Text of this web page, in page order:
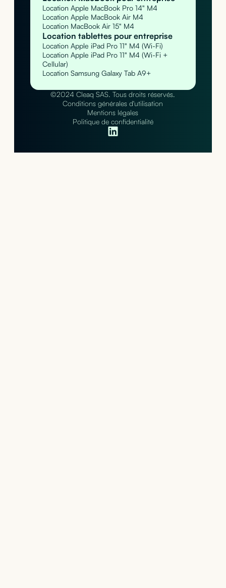
Location Apple MacBook Pro 14" M4
Location Apple MacBook Air M4
Location MacBook Air 15" M4
Location tablettes pour entreprise
Location Apple iPad Pro 11" M4 (Wi-Fi)
Location Apple iPad Pro 11" M4 (Wi-Fi +
Cellular)
Location Samsung Galaxy Tab A9+
©2024 Cleaq SAS. Tous droits réservés.
Conditions générales d'utilisation
Mentions légales
Politique de confidentialité